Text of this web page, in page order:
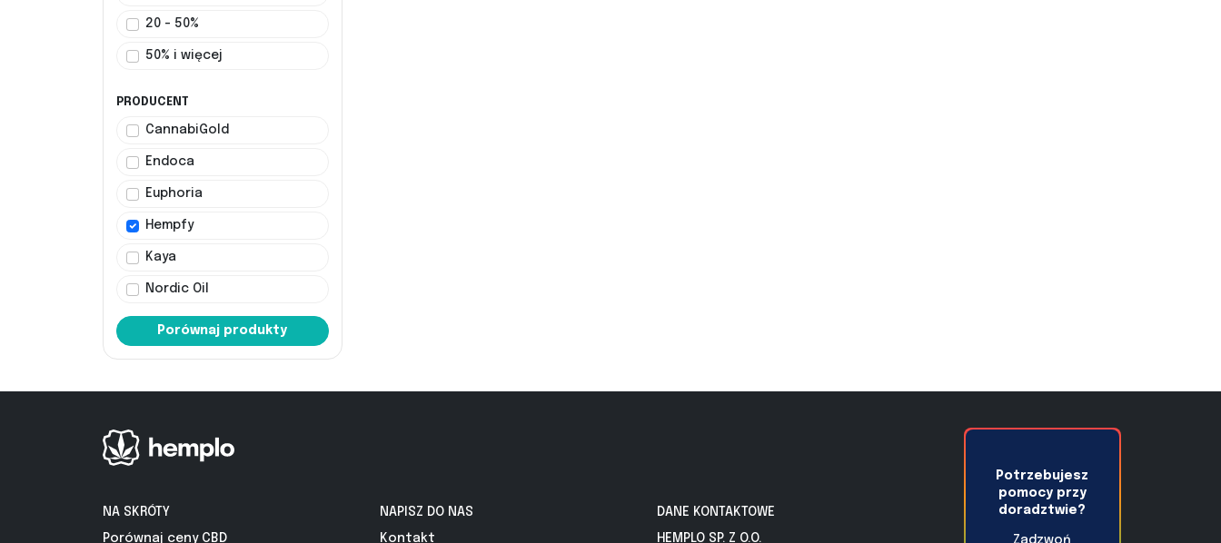
20 - 50%
50% i więcej
PRODUCENT
CannabiGold
Endoca
Euphoria
Hempfy
Kaya
Nordic Oil
Porównaj produkty
NA SKRÓTY
Porównaj ceny CBD
NAPISZ DO NAS
Kontakt
DANE KONTAKTOWE
HEMPLO SP. Z O.O.
Potrzebujesz
pomocy przy
doradztwie?
Zadzwoń